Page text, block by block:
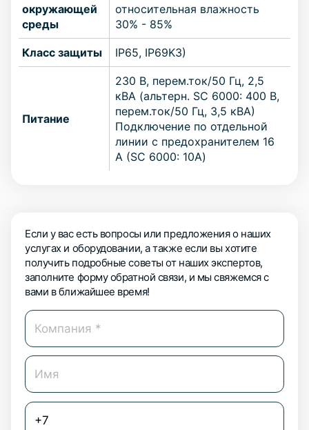
окружающей
среды
относительная влажность
30% - 85%
Класс защиты IP65, IP69K3)
Питание
230 В, перем.ток/50 Гц, 2,5
кВА (альтерн. SC 6000: 400 В,
перем.ток/50 Гц, 3,5 кВА)
Подключение по отдельной
линии с предохранителем 16
А (SC 6000: 10A)
Если у вас есть вопросы или предложения о наших
услугах и оборудовании, а также если вы хотите
получить подробные советы от наших экспертов,
заполните форму обратной связи, и мы свяжемся с
вами в ближайшее время!